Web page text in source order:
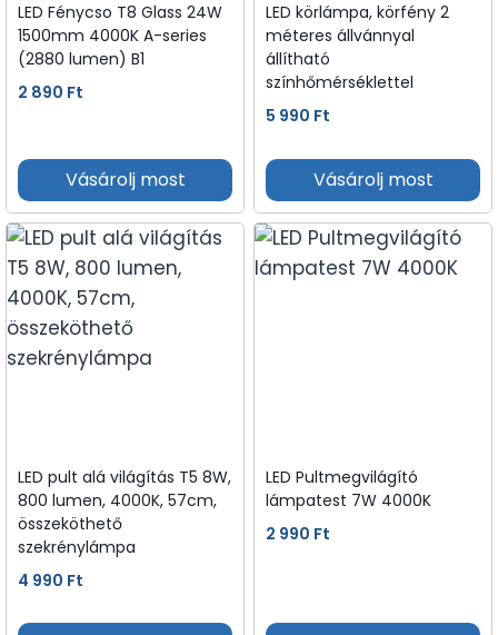
LED Fénycso T8 Glass 24W
1500mm 4000K A-series
(2880 lumen) B1
2 890 Ft
Vásárolj most
LED körlámpa, körfény 2
méteres állvánnyal
állítható
színhőmérséklettel
5 990 Ft
Vásárolj most
LED pult alá világítás T5 8W,
800 lumen, 4000K, 57cm,
összeköthető
szekrénylámpa
4 990 Ft
LED Pultmegvilágító
lámpatest 7W 4000K
2 990 Ft